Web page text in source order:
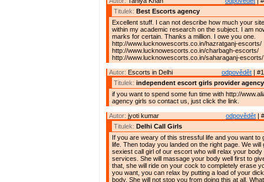
Titulek: Best Escorts agency
Excellent stuff. I can not describe how much your
within my academic research on the subject. I am
marks for certain. Thanks a million. I owe you one.
http://www.lucknowescorts.co.in/hazratganj-escorts/
http://www.lucknowescorts.co.in/charbagh-escorts/
http://www.lucknowescorts.co.in/saharaganj-escorts/
odpovědět |
Autor: Escorts in Delhi
Titulek: independent escort girls provider agency
if you want to spend some fun time with http://
agency girls so contact us, just click the link.
odpovědět |
Autor: jyoti kumar
Titulek: Delhi Call Girls
If you are weary of this stressful life and you want to
life. Then today you landed on the right page. We will
sexiest call girl of our escort who will relax your body
services. She will massage your body well first to
that, she will ride on your cock to completely erase
you want, you can relax by putting a load of your
body. She will not stop you from doing this at all.